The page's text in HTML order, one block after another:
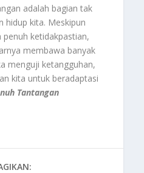
adalah bagian tak
hidup kita. Meskipun
ketidakpastian,
membawa banyak
menguji ketangguhan,
kita untuk beradaptasi
Tantangan